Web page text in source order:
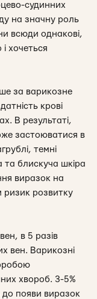
судинних
на значну роль
всюди однакові,
хочеться
за варикозне
крові
В результаті,
застоюватися в
темні
та блискуча шкіра
виразок на
ризик розвитку
в 5 разів
вен. Варикозні
хвороб. 3-5%
до появи виразок